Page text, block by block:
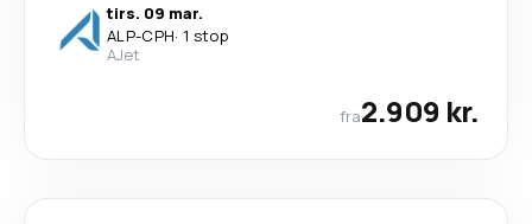
tirs. 09 mar.
ALP-CPH· 1 stop
AJet
fra2.909 kr.